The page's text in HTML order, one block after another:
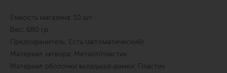
Емкость магазина: 10 шт
Вес: 680 гр.
Предохранитель: Есть (автоматический)
Материал затвора: Металл/пластик
Материал оболочки вкладыша-рамки: Пластик